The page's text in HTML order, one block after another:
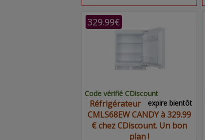
329.99€
Code vérifié CDiscount
expire bientôt
Réfrigérateur
CMLS68EW CANDY à 329.99
€ chez CDiscount. Un bon
plan !